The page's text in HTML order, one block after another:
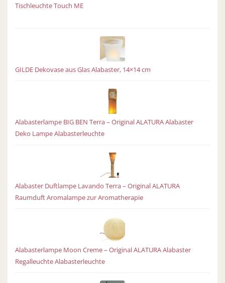
Tischleuchte Touch ME
GILDE Dekovase aus Glas Alabaster, 14×14 cm
Alabasterlampe BIG BEN Terra – Original ALATURA Alabaster
Deko Lampe Alabasterleuchte
Alabaster Duftlampe Lavando Terra – Original ALATURA
Raumduft Aromalampe zur Aromatherapie
Alabasterlampe Moon Creme – Original ALATURA Alabaster
Regalleuchte Alabasterleuchte